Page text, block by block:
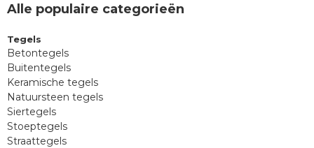
Alle populaire categorieën
Tegels
Betontegels
Buitentegels
Keramische tegels
Natuursteen tegels
Siertegels
Stoeptegels
Straattegels